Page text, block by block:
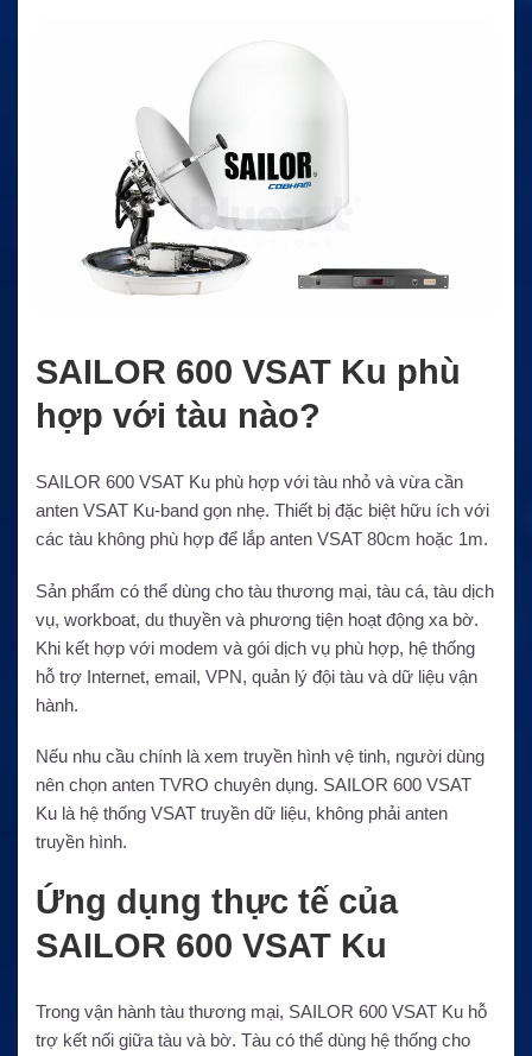
SAILOR 600 VSAT Ku phù
hợp với tàu nào?
SAILOR 600 VSAT Ku phù hợp với tàu nhỏ và vừa cần
anten VSAT Ku-band gọn nhẹ. Thiết bị đặc biệt hữu ích với
các tàu không phù hợp để lắp anten VSAT 80cm hoặc 1m.
Sản phẩm có thể dùng cho tàu thương mại, tàu cá, tàu dịch
vụ, workboat, du thuyền và phương tiện hoạt động xa bờ.
Khi kết hợp với modem và gói dịch vụ phù hợp, hệ thống
hỗ trợ Internet, email, VPN, quản lý đội tàu và dữ liệu vận
hành.
Nếu nhu cầu chính là xem truyền hình vệ tinh, người dùng
nên chọn anten TVRO chuyên dụng. SAILOR 600 VSAT
Ku là hệ thống VSAT truyền dữ liệu, không phải anten
truyền hình.
Ứng dụng thực tế của
SAILOR 600 VSAT Ku
Trong vận hành tàu thương mại, SAILOR 600 VSAT Ku hỗ
trợ kết nối giữa tàu và bờ. Tàu có thể dùng hệ thống cho